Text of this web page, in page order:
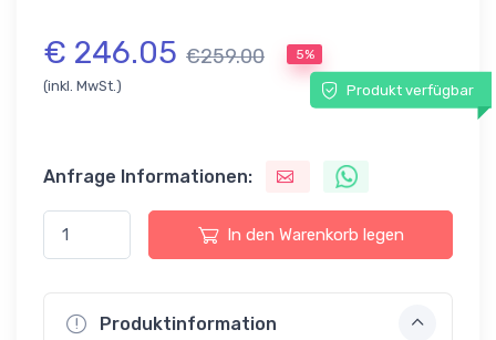
€ 246.05 €259.00 5%
(inkl. MwSt.) Produkt verfügbar
Anfrage Informationen:
In den Warenkorb legen
Produktinformation